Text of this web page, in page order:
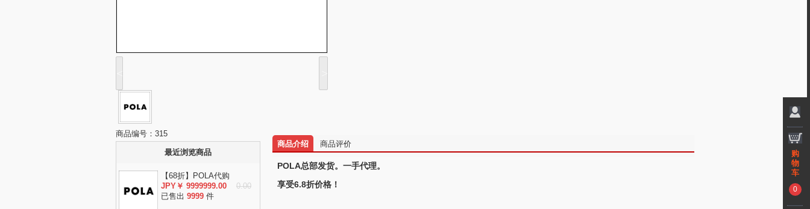
商品编号：315
最近浏览商品
【68折】POLA代购
JPY￥ 9999999.00
0.00
已售出 9999 件
商品介绍 商品评价
POLA总部发货。一手代理。
享受6.8折价格！
购
物
车
0